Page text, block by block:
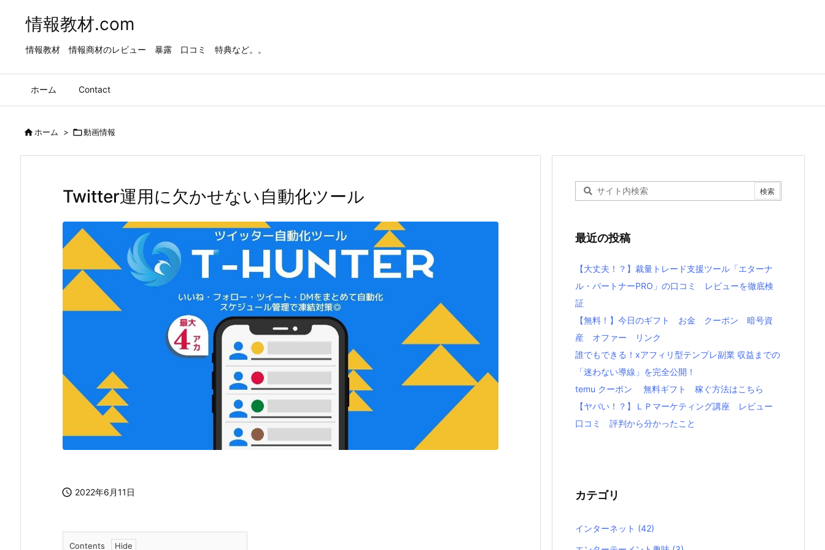
情報教材.com
情報教材 情報商材のレビュー 暴露 口コミ 特典など。。
ホーム Contact
ホーム > 動画情報
Twitter運用に欠かせない自動化ツール
 2022年6月11日
Contents
最近の投稿
【大丈夫！？】裁量トレード支援ツール「エターナ
ル・パートナーPRO」の口コミ レビューを徹底検
証
【無料！】今日のギフト お金 クーポン 暗号資
産 オファー リンク
誰でもできる！xアフィリ型テンプレ副業 収益までの
「迷わない導線」を完全公開！
temu クーポン 無料ギフト 稼ぐ方法はこちら
【ヤバい！？】ＬＰマーケティング講座 レビュー
口コミ 評判から分かったこと
カテゴリ
インターネット (42)